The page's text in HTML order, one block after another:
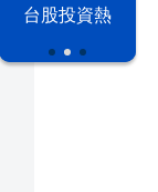
台股投資熱